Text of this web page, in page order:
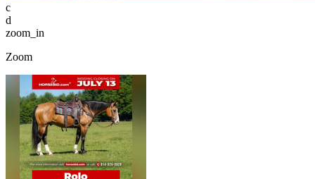
c
d
zoom_in
Zoom